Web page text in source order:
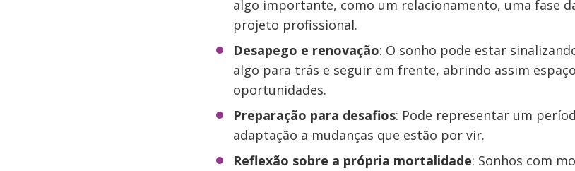
algo importante, como um relacionamento, uma fase
projeto profissional.
Desapego e renovação: O sonho pode estar
algo para trás e seguir em frente, abrindo assim
oportunidades.
Preparação para desafios: Pode representar um
adaptação a mudanças que estão por vir.
Reflexão sobre a própria mortalidade: Sonhos com